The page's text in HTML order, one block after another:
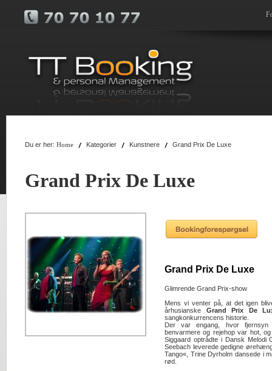
Du er her: Home Kategorier Kunstnere Grand Prix De Luxe
Grand Prix De Luxe
Grand Prix De Luxe
Glimrende Grand Prix-show
Mens vi venter på, at det igen
århusianske Grand Prix De
sangkonkurrencens historie.
Der var engang, hvor
benvarmere og rejehop var hot,
Siggaard optrådte i Dansk Melodi
Seebach leverede gedigne
Tango«, Trine Dyrholm dansede i
rød.